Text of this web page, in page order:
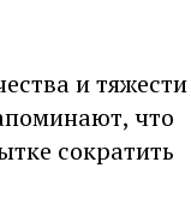
и тяжести
что
сократить